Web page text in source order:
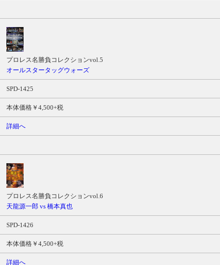
プロレス名勝負コレクションvol.5
オールスタータッグウォーズ
SPD-1425
本体価格￥4,500+税
詳細へ
プロレス名勝負コレクションvol.6
天龍源一郎 vs 橋本真也
SPD-1426
本体価格￥4,500+税
詳細へ